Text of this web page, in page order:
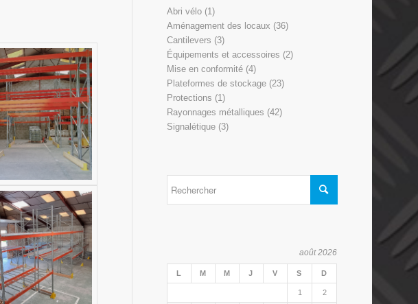
Abri vélo (1)
Aménagement des locaux (36)
Cantilevers (3)
Équipements et accessoires (2)
Mise en conformité (4)
Plateformes de stockage (23)
Protections (1)
Rayonnages métalliques (42)
Signalétique (3)
août 2026
L M M J V S D
1 2